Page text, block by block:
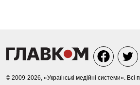
© 2009-2026, «Українські медійні системи». Всі